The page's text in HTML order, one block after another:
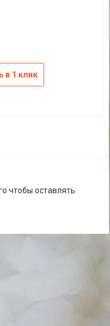
в 1 клик
чтобы оставлять